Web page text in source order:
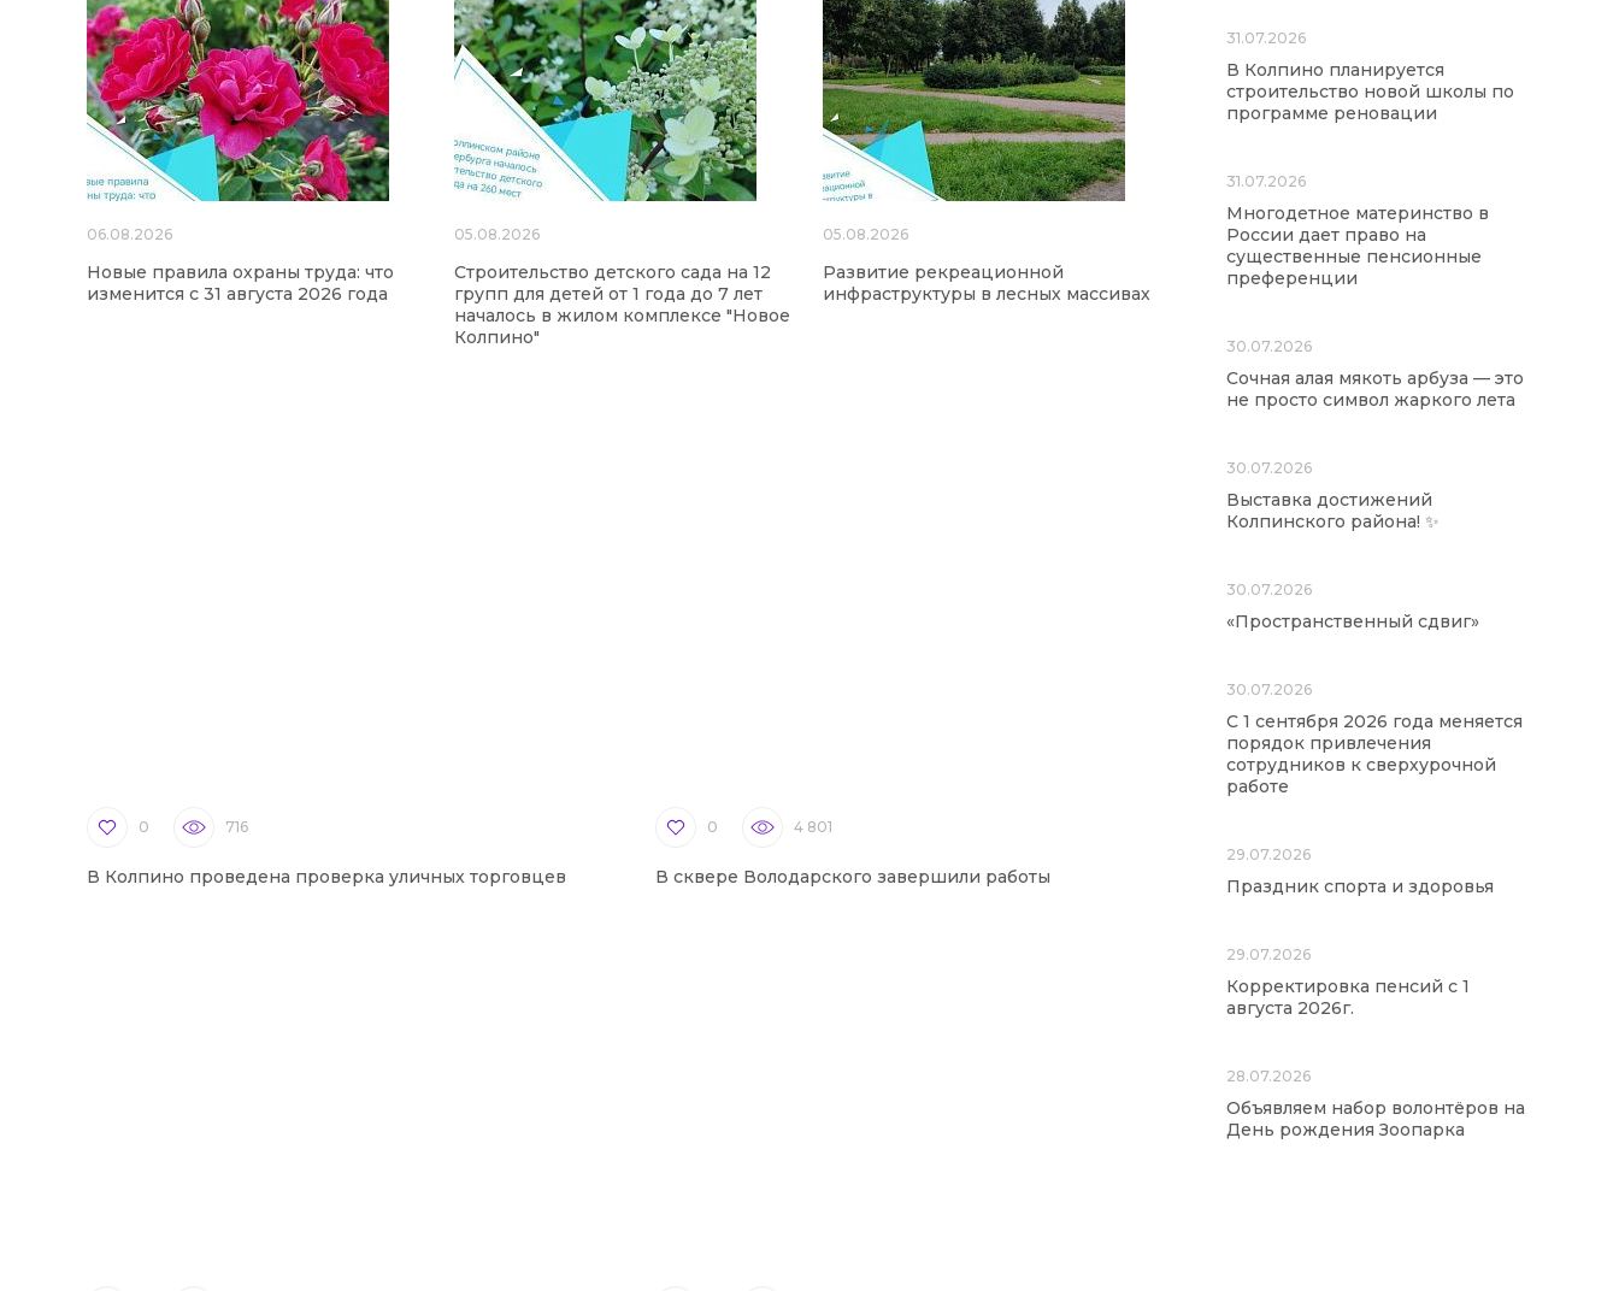
06.08.2026
Новые правила охраны труда: что
изменится с 31 августа 2026 года
05.08.2026
Строительство детского сада на 12
групп для детей от 1 года до 7 лет
началось в жилом комплексе "Новое
Колпино"
05.08.2026
Развитие рекреационной
инфраструктуры в лесных массивах
0 716
В Колпино проведена проверка уличных торговцев
0 4 801
В сквере Володарского завершили работы
31.07.2026
В Колпино планируется
строительство новой школы по
программе реновации
31.07.2026
Многодетное материнство в
России дает право на
существенные пенсионные
преференции
30.07.2026
Сочная алая мякоть арбуза — это
не просто символ жаркого лета
30.07.2026
Выставка достижений
Колпинского района! ✨
30.07.2026
«Пространственный сдвиг»
30.07.2026
С 1 сентября 2026 года меняется
порядок привлечения
сотрудников к сверхурочной
работе
29.07.2026
Праздник спорта и здоровья
29.07.2026
Корректировка пенсий с 1
августа 2026г.
28.07.2026
Объявляем набор волонтёров на
День рождения Зоопарка